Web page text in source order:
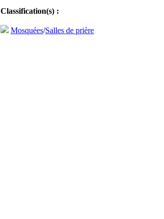
Classification(s) :
Mosquées/Salles de prière